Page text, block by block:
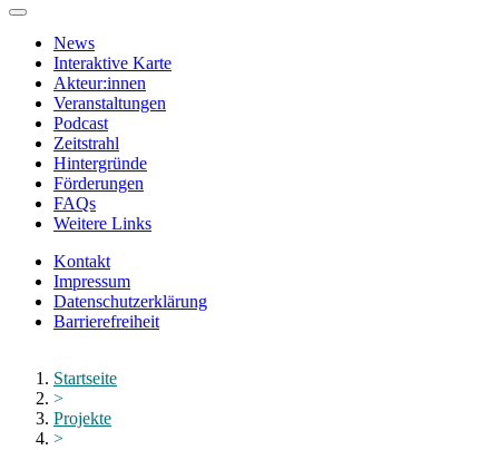
Zum
Hauptinhalt
springen
News
Interaktive Karte
Akteur:innen
Veranstaltungen
Podcast
Zeitstrahl
Hintergründe
Förderungen
FAQs
Weitere Links
Kontakt
Impressum
Datenschutzerklärung
Barrierefreiheit
schließenStartseite
>
Projekte
>